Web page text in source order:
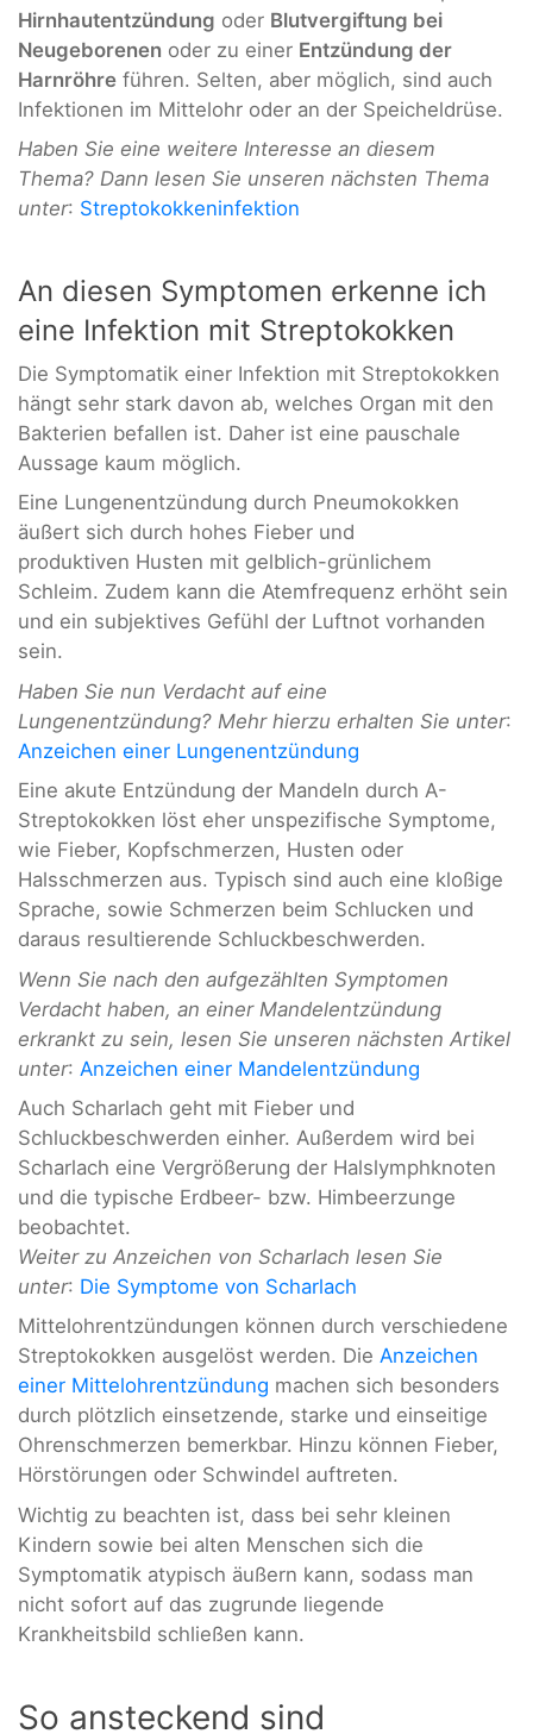
Hirnhautentzündung oder Blutvergiftung bei
Neugeborenen oder zu einer Entzündung der
Harnröhre führen. Selten, aber möglich, sind auch
Infektionen im Mittelohr oder an der Speicheldrüse.
Haben Sie eine weitere Interesse an diesem
Thema? Dann lesen Sie unseren nächsten Thema
unter: Streptokokkeninfektion
An diesen Symptomen erkenne ich
eine Infektion mit Streptokokken
Die Symptomatik einer Infektion mit Streptokokken
hängt sehr stark davon ab, welches Organ mit den
Bakterien befallen ist. Daher ist eine pauschale
Aussage kaum möglich.
Eine Lungenentzündung durch Pneumokokken
äußert sich durch hohes Fieber und
produktiven Husten mit gelblich-grünlichem
Schleim. Zudem kann die Atemfrequenz erhöht sein
und ein subjektives Gefühl der Luftnot vorhanden
sein.
Haben Sie nun Verdacht auf eine
Lungenentzündung? Mehr hierzu erhalten Sie unter:
Anzeichen einer Lungenentzündung
Eine akute Entzündung der Mandeln durch A-
Streptokokken löst eher unspezifische Symptome,
wie Fieber, Kopfschmerzen, Husten oder
Halsschmerzen aus. Typisch sind auch eine kloßige
Sprache, sowie Schmerzen beim Schlucken und
daraus resultierende Schluckbeschwerden.
Wenn Sie nach den aufgezählten Symptomen
Verdacht haben, an einer Mandelentzündung
erkrankt zu sein, lesen Sie unseren nächsten Artikel
unter: Anzeichen einer Mandelentzündung
Auch Scharlach geht mit Fieber und
Schluckbeschwerden einher. Außerdem wird bei
Scharlach eine Vergrößerung der Halslymphknoten
und die typische Erdbeer- bzw. Himbeerzunge
beobachtet.
Weiter zu Anzeichen von Scharlach lesen Sie
unter: Die Symptome von Scharlach
Mittelohrentzündungen können durch verschiedene
Streptokokken ausgelöst werden. Die Anzeichen
einer Mittelohrentzündung machen sich besonders
durch plötzlich einsetzende, starke und einseitige
Ohrenschmerzen bemerkbar. Hinzu können Fieber,
Hörstörungen oder Schwindel auftreten.
Wichtig zu beachten ist, dass bei sehr kleinen
Kindern sowie bei alten Menschen sich die
Symptomatik atypisch äußern kann, sodass man
nicht sofort auf das zugrunde liegende
Krankheitsbild schließen kann.
So ansteckend sind